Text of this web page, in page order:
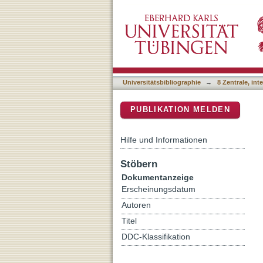
Universitätsbibliographie → 8 Zentrale,
PUBLIKATION MELDEN
Hilfe und Informationen
Stöbern
Dokumentanzeige
Erscheinungsdatum
Autoren
Titel
DDC-Klassifikation